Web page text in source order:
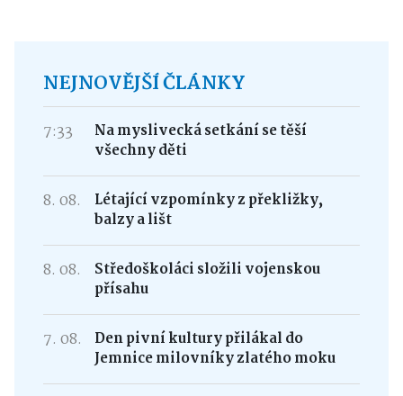
NEJNOVĚJŠÍ ČLÁNKY
7:33
Na myslivecká setkání se těší
všechny děti
8. 08.
Létající vzpomínky z překližky,
balzy a lišt
8. 08.
Středoškoláci složili vojenskou
přísahu
7. 08.
Den pivní kultury přilákal do
Jemnice milovníky zlatého moku